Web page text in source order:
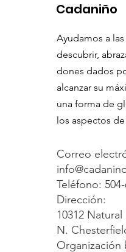
Cadaniño
Ayudamos a
descubrir,
dones dados
alcanzar su
una forma de
los aspectos de
Correo
Teléfono:
Dirección:
10312
N.
Organización